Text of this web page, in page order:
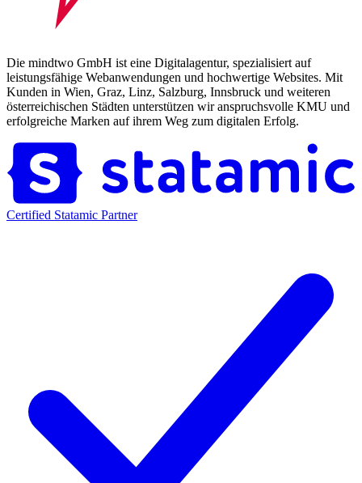
Die mindtwo GmbH ist eine Digitalagentur, spezialisiert auf
leistungsfähige Webanwendungen und hochwertige Websites. Mit
Kunden in Wien, Graz, Linz, Salzburg, Innsbruck und weiteren
österreichischen Städten unterstützen wir anspruchsvolle KMU und
erfolgreiche Marken auf ihrem Weg zum digitalen Erfolg.
Certified Statamic Partner